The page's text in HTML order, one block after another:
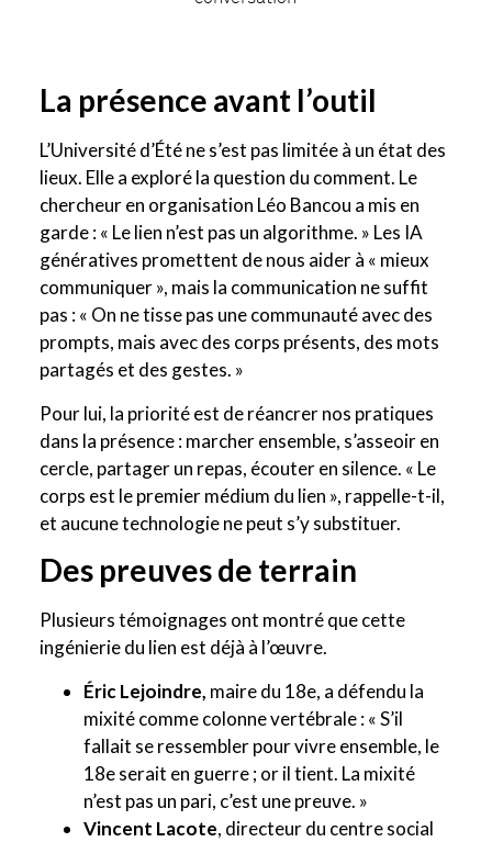
La présence avant l’outil
L’Université d’Été ne s’est pas limitée à un état des
lieux. Elle a exploré la question du comment. Le
chercheur en organisation Léo Bancou a mis en
garde : « Le lien n’est pas un algorithme. » Les IA
génératives promettent de nous aider à « mieux
communiquer », mais la communication ne suffit
pas : « On ne tisse pas une communauté avec des
prompts, mais avec des corps présents, des mots
partagés et des gestes. »
Pour lui, la priorité est de réancrer nos pratiques
dans la présence : marcher ensemble, s’asseoir en
cercle, partager un repas, écouter en silence. « Le
corps est le premier médium du lien », rappelle-t-il,
et aucune technologie ne peut s’y substituer.
Des preuves de terrain
Plusieurs témoignages ont montré que cette
ingénierie du lien est déjà à l’œuvre.
Éric Lejoindre, maire du 18e, a défendu la
mixité comme colonne vertébrale : « S’il
fallait se ressembler pour vivre ensemble, le
18e serait en guerre ; or il tient. La mixité
n’est pas un pari, c’est une preuve. »
Vincent Lacote, directeur du centre social